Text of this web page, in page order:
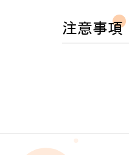
注意事項